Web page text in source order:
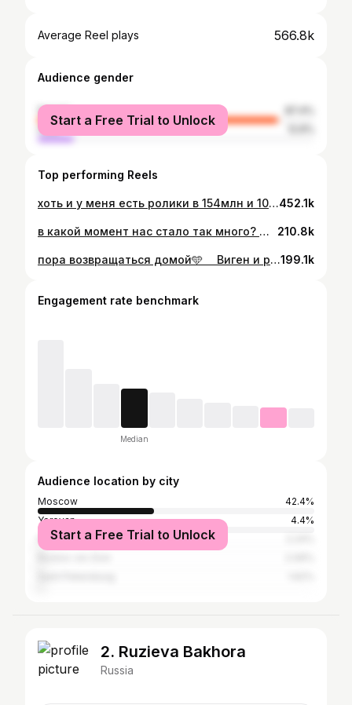
Average Reel plays 566.8k
Audience gender
female
male
Start a Free Trial to Unlock
Top performing Reels
хоть и у меня есть ролики в 154млн и 105 млн, но этот в 33млн самый любимый… ⠀ буквально за несколько дней он принес мне ≈150 тыс русскоговорящих живых подписчиков и это было реально шоком для всех нас (и не только нас😁) ⠀ и я не считаю его просто залетным рилсом… ⠀ я считаю его подарком свыше, потому что качественно залетевший рилс, который сделал из моего блога практически х3 за несколько дней - это такаааая редкость🥺 ⠀ ну и если все же отбросить цифры и статистику - любимый он, потому что настоящий, не наигранный, он из жизни и он о реальной любви❤️452.1k
в какой момент нас стало так много? же было двое😂 210.8k
пора возвращаться домой🩵 ⠀ Виген и родные, как всегда, встретили меня до слез красиво🥹 ⠀ благодарю жизнь за эти душевные и настоящие моменты, благодаря которым понимаешь - ты богатый человек🙏🏽 ⠀ *оригинальное видео можете посмотреть в тг канале, там до слез💔🥺 ссылка в шапке профиля199.1k
Engagement rate benchmark
Median
Audience location by city
Moscow
42.4%
Yerevan
4.4%
Krasnodar
Start a Free Trial to Unlock
2. Ruzieva Bakhora
Russia